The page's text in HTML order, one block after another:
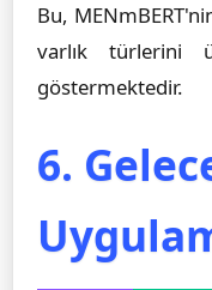
Bu,
varlık türlerini
göstermektedir.
6.